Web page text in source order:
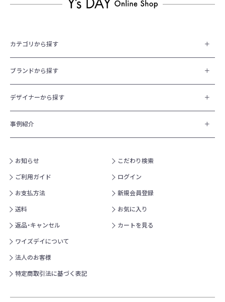
カテゴリから探す
ブランドから探す
デザイナーから探す
事例紹介
お知らせ
ご利用ガイド
お支払方法
送料
返品・キャンセル
ワイズデイについて
法人のお客様
特定商取引法に基づく表記
こだわり検索
ログイン
新規会員登録
お気に入り
カートを見る